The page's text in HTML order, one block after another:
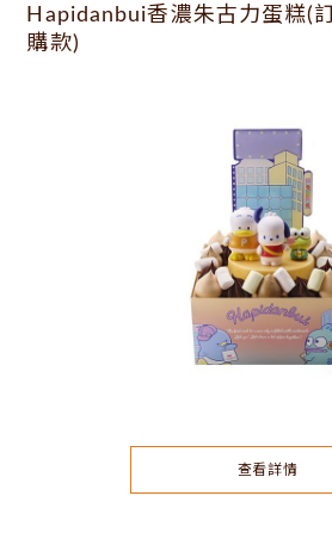
Hapidanbui香濃朱古力蛋糕(訂
購款)
查看詳情